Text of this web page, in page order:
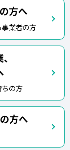
方へ
事業者の方
ちの方
方へ